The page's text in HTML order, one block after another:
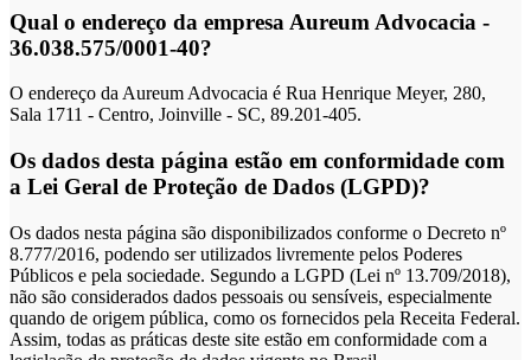
Qual o endereço da empresa Aureum Advocacia -
36.038.575/0001-40?
O endereço da Aureum Advocacia é Rua Henrique Meyer, 280,
Sala 1711 - Centro, Joinville - SC, 89.201-405.
Os dados desta página estão em conformidade com
a Lei Geral de Proteção de Dados (LGPD)?
Os dados nesta página são disponibilizados conforme o Decreto nº
8.777/2016, podendo ser utilizados livremente pelos Poderes
Públicos e pela sociedade. Segundo a LGPD (Lei nº 13.709/2018),
não são considerados dados pessoais ou sensíveis, especialmente
quando de origem pública, como os fornecidos pela Receita Federal.
Assim, todas as práticas deste site estão em conformidade com a